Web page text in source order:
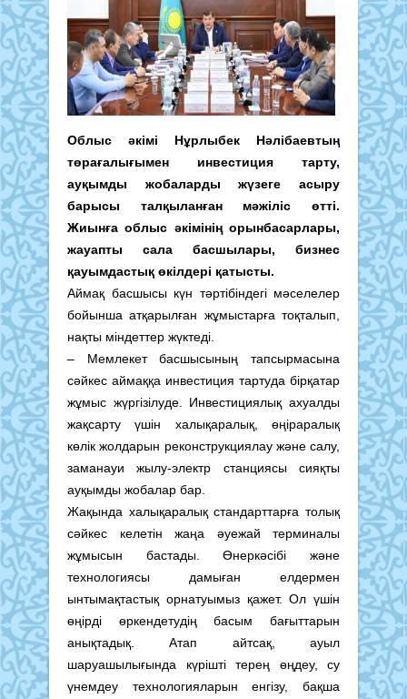
Облыс әкімі Нұрлыбек Нәлібаевтың
төрағалығымен инвестиция тарту,
ауқымды жобаларды жүзеге асыру
барысы талқыланған мәжіліс өтті.
Жиынға облыс әкімінің орынбасарлары,
жауапты сала басшылары, бизнес
қауымдастық өкілдері қатысты.
Аймақ басшысы күн тәртібіндегі мәселелер
бойынша атқарылған жұмыстарға тоқталып,
нақты міндеттер жүктеді.
– Мемлекет басшысының тапсырмасына
сәйкес аймаққа инвестиция тартуда бірқатар
жұмыс жүргізілуде. Инвестициялық ахуалды
жақсарту үшін халықаралық, өңіраралық
көлік жолдарын реконструкциялау және салу,
заманауи жылу-электр станциясы сияқты
ауқымды жобалар бар.
Жақында халықаралық стандарттарға толық
сәйкес келетін жаңа әуежай терминалы
жұмысын бастады. Өнеркәсібі және
технологиясы дамыған елдермен
ынтымақтастық орнатуымыз қажет. Ол үшін
өңірді өркендетудің басым бағыттарын
анықтадық. Атап айтсақ, ауыл
шаруашылығында күрішті терең өңдеу, су
үнемдеу технологияларын енгізу, бақша